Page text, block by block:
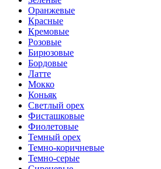
Оранжевые
Красные
Кремовые
Розовые
Бирюзовые
Бордовые
Латте
Мокко
Коньяк
Светлый орех
Фисташковые
Фиолетовые
Темный орех
Темно-коричневые
Темно-серые